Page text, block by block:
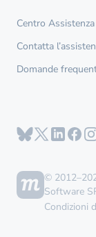
Centro
Contatta
Domande
©
Software
Condizioni